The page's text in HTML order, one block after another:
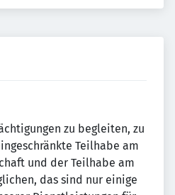
zu begleiten, zu
Teilhabe am
und der Teilhabe am
das sind nur einige